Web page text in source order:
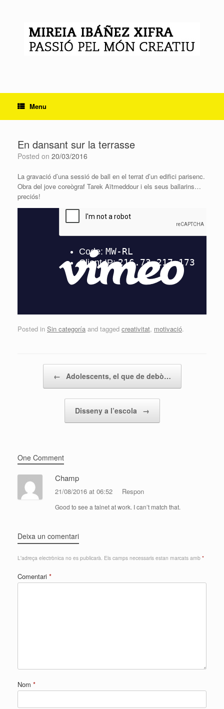
Menu
En dansant sur la terrasse
Posted on 20/03/2016
La gravació d’una sessió de ball en el terrat d’un edifici parisenc.
Obra del jove coreògraf Tarek Aïtmeddour i els seus ballarins…
preciós!
Posted in Sin categoría and tagged creativitat, motivació.
← Adolescents, el que de debò…
Disseny a l’escola →
One Comment
Champ
21/08/2016 at 06:52 Respon
Good to see a talnet at work. I can’t match that.
Deixa un comentari
L'adreça electrònica no es publicarà. Els camps necessaris estan marcats amb *
Comentari *
Nom *